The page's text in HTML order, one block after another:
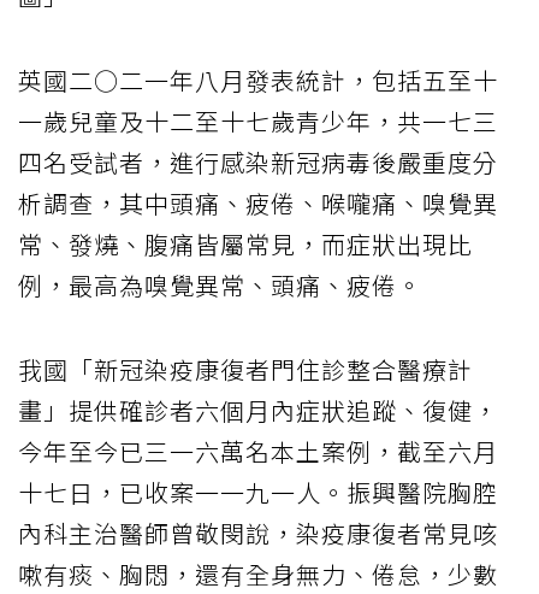
英國二○二一年八月發表統計，包括五至十
一歲兒童及十二至十七歲青少年，共一七三
四名受試者，進行感染新冠病毒後嚴重度分
析調查，其中頭痛、疲倦、喉嚨痛、嗅覺異
常、發燒、腹痛皆屬常見，而症狀出現比
例，最高為嗅覺異常、頭痛、疲倦。
我國「新冠染疫康復者門住診整合醫療計
畫」提供確診者六個月內症狀追蹤、復健，
今年至今已三一六萬名本土案例，截至六月
十七日，已收案一一九一人。振興醫院胸腔
內科主治醫師曾敬閔說，染疫康復者常見咳
嗽有痰、胸悶，還有全身無力、倦怠，少數